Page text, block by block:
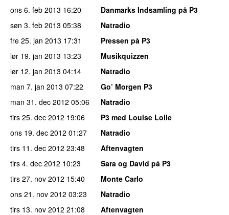
ons 6. feb 2013 16:20
Danmarks Indsamling på P3
søn 3. feb 2013 05:38
Natradio
fre 25. jan 2013 17:31
Pressen på P3
lør 19. jan 2013 13:23
Musikquizzen
lør 12. jan 2013 04:14
Natradio
man 7. jan 2013 07:22
Go’ Morgen P3
man 31. dec 2012 05:06
Natradio
tirs 25. dec 2012 19:06
P3 med Louise Lolle
ons 19. dec 2012 01:27
Natradio
tirs 11. dec 2012 23:48
Aftenvagten
tirs 4. dec 2012 10:23
Sara og David på P3
tirs 27. nov 2012 15:40
Monte Carlo
ons 21. nov 2012 03:23
Natradio
tirs 13. nov 2012 21:08
Aftenvagten